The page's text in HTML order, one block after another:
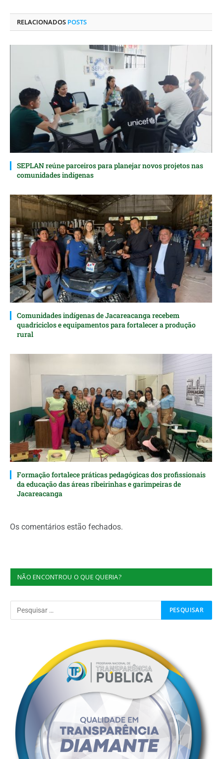
RELACIONADOS POSTS
SEPLAN reúne parceiros para planejar novos projetos nas
comunidades indígenas
Comunidades indígenas de Jacareacanga recebem
quadriciclos e equipamentos para fortalecer a produção
rural
Formação fortalece práticas pedagógicas dos profissionais
da educação das áreas ribeirinhas e garimpeiras de
Jacareacanga
Os comentários estão fechados.
NÃO ENCONTROU O QUE QUERIA?